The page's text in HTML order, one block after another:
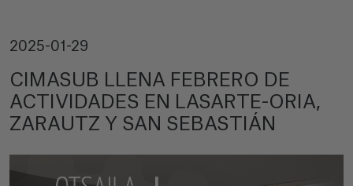
2025-01-29
CIMASUB LLENA FEBRERO DE
ACTIVIDADES EN LASARTE-ORIA,
ZARAUTZ Y SAN SEBASTIÁN